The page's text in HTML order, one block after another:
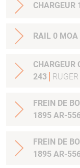
CHARGEUR
RAIL 0 MOA
243
RUGER
FREIN DE
1895 AR-
FREIN DE
1895 AR-